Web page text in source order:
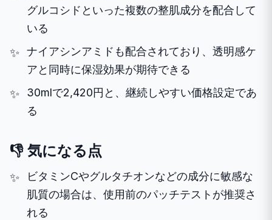
グルコシドといった複数の整肌成分を配合して
いる
ナイアシンアミドも配合されており、透明感ケ
アと同時に保湿効果が期待できる
30mlで2,420円と、継続しやすい価格設定であ
る
👎 気になる点
ビタミンCやグルタチオンなどの成分に敏感な
肌質の場合は、使用前のパッチテストが推奨さ
れる